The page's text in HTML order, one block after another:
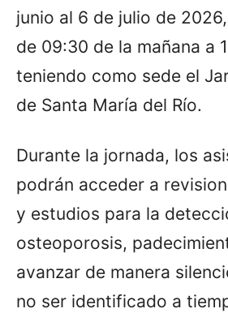
junio al 6 de julio de
de 09:30 de la mañana a
teniendo como sede el
de Santa María del Río.
Durante la jornada, los
podrán acceder a
y estudios para la
osteoporosis,
avanzar de manera
no ser identificado a